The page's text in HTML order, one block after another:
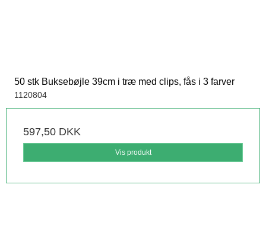
50 stk Buksebøjle 39cm i træ med clips, fås i 3 farver
1120804
597,50 DKK
Vis produkt